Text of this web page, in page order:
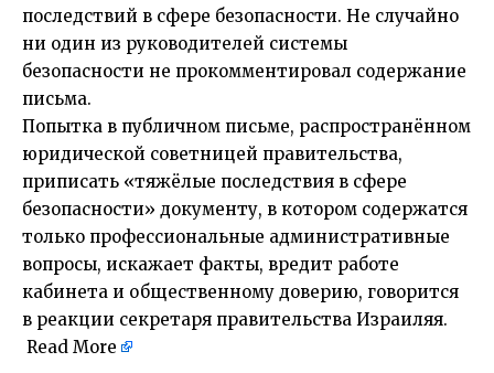
последствий в сфере безопасности. Не случайно
ни один из руководителей системы
безопасности не прокомментировал содержание
письма.
Попытка в публичном письме, распространённом
юридической советницей правительства,
приписать «тяжёлые последствия в сфере
безопасности» документу, в котором содержатся
только профессиональные административные
вопросы, искажает факты, вредит работе
кабинета и общественному доверию, говорится
в реакции секретаря правительства Израиляя.
Read More